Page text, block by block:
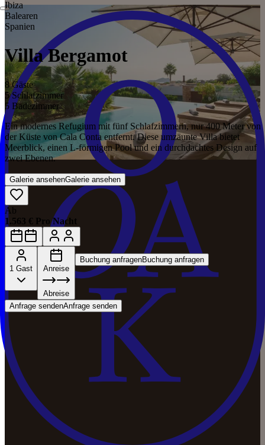
Ibiza
Balearen
Spanien
Villa Bergamot
8 Gäste
5 Schlafzimmer
5 Badezimmer
Ein modernes Refugium mit fünf Schlafzimmern, nur 400 Meter von
der Küste von Cala Conta entfernt. Diese umzäunte Villa bietet
Meerblick, einen L-förmigen Pool und ein durchdachtes Design auf
zwei Ebenen.
Galerie ansehenGalerie ansehen
Ab
1.563 € Pro Nacht
1 Gast Anreise
Abreise
Buchung anfragenBuchung anfragen
Anfrage sendenAnfrage senden